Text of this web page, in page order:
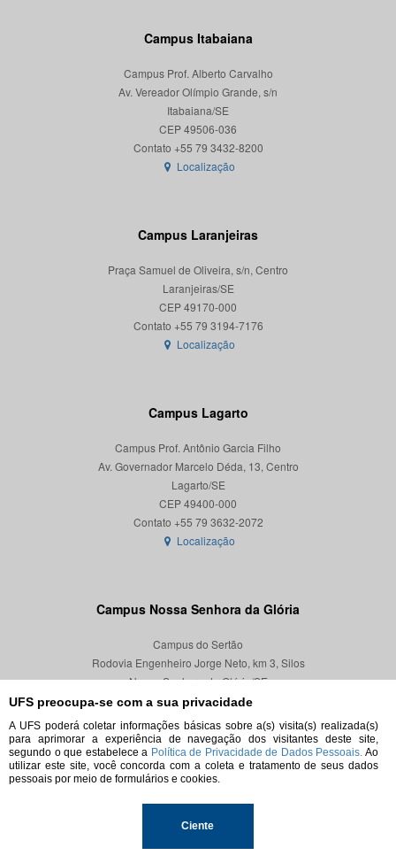
UFS preocupa-se com a sua privacidade
A UFS poderá coletar informações básicas sobre a(s) visita(s) realizada(s)
para aprimorar a experiência de navegação dos visitantes deste site,
segundo o que estabelece a Política de Privacidade de Dados Pessoais. Ao
utilizar este site, você concorda com a coleta e tratamento de seus dados
pessoais por meio de formulários e cookies.
Ciente
Campus Itabaiana
Campus Prof. Alberto Carvalho
Av. Vereador Olímpio Grande, s/n
Itabaiana/SE
CEP 49506-036
Localização
Campus Laranjeiras
Praça Samuel de Oliveira, s/n, Centro
Laranjeiras/SE
CEP 49170-000
Localização
Campus Lagarto
Campus Prof. Antônio Garcia Filho
Av. Governador Marcelo Déda, 13, Centro
Lagarto/SE
CEP 49400-000
Localização
Campus Nossa Senhora da Glória
Campus do Sertão
Rodovia Engenheiro Jorge Neto, km 3, Silos
Nossa Senhora da Glória/SE
CEP 49680-000
Localização
© 2026. Todos os direitos reservados.
Universidade Federal de Sergipe.